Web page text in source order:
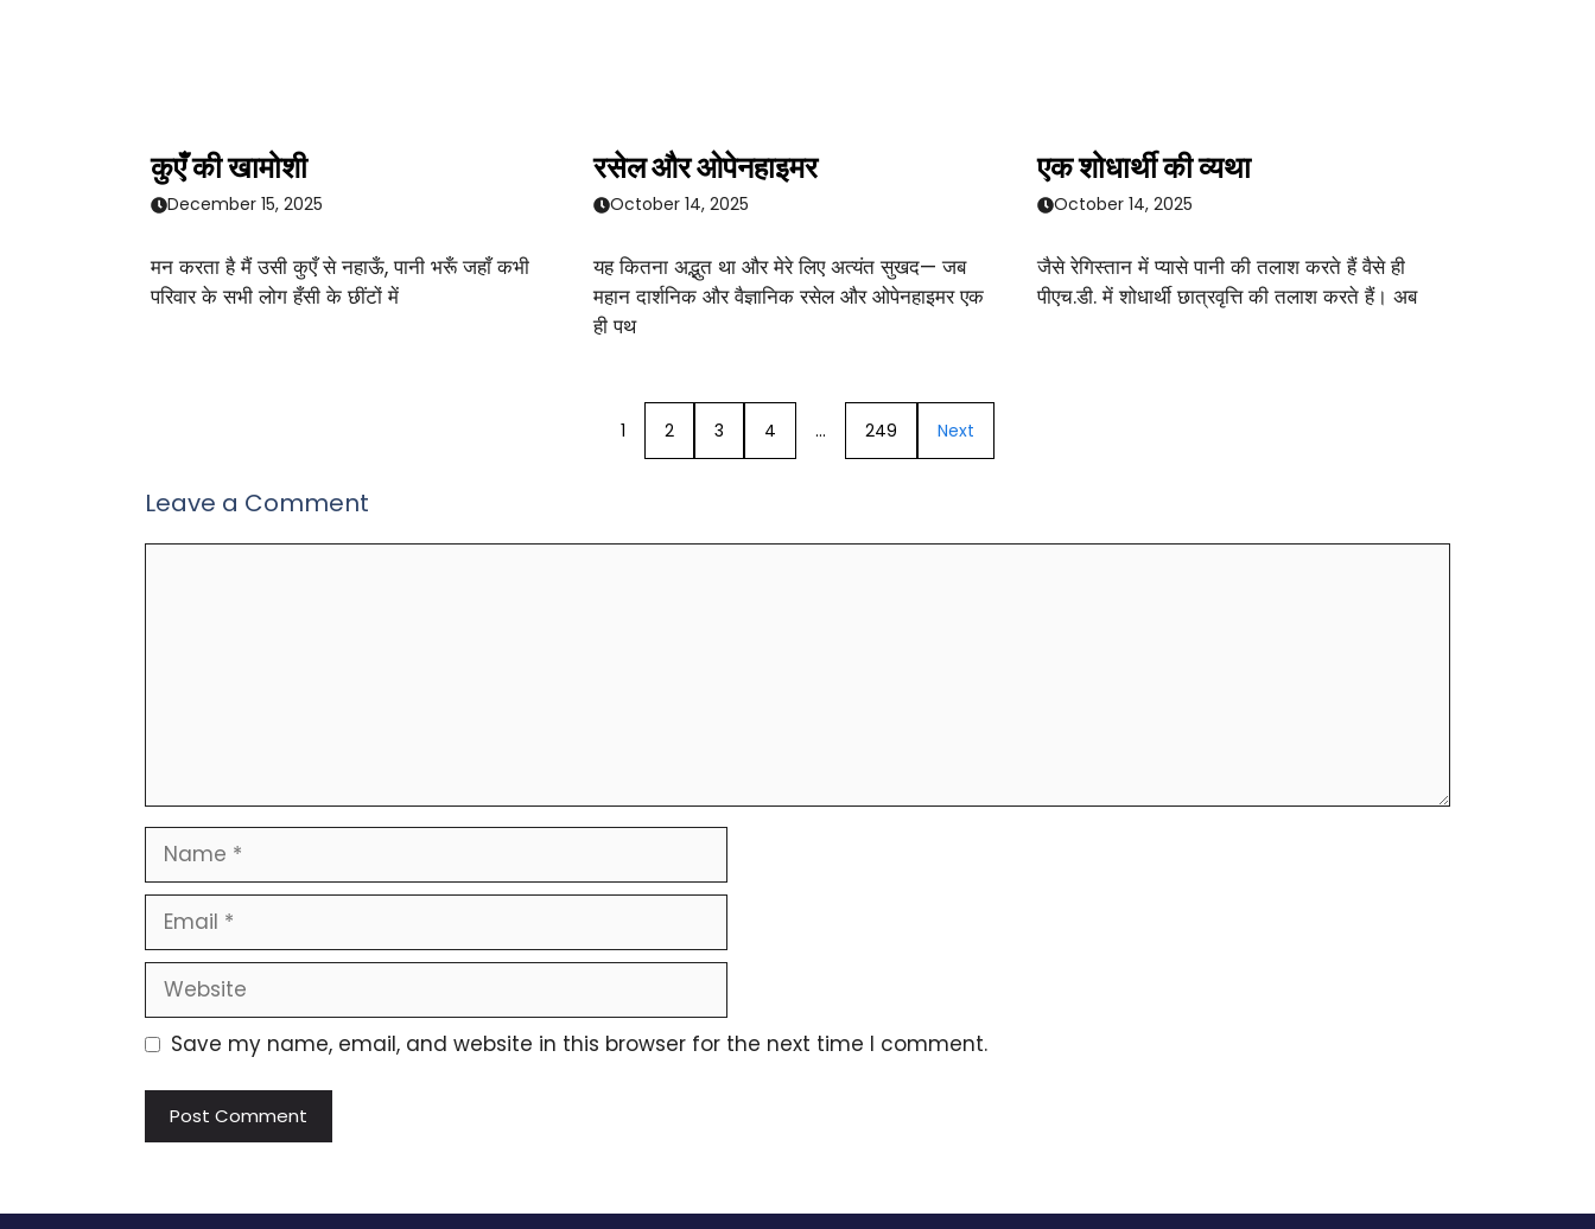
कुएँ की खामोशी
December 15, 2025
मन करता है मैं उसी कुएँ से नहाऊँ, पानी भरूँ जहाँ कभी
परिवार के सभी लोग हँसी के छींटों में
रसेल और ओपेनहाइमर
October 14, 2025
यह कितना अद्भुत था और मेरे लिए अत्यंत सुखद— जब
महान दार्शनिक और वैज्ञानिक रसेल और ओपेनहाइमर एक
ही पथ
एक शोधार्थी की व्यथा
October 14, 2025
जैसे रेगिस्तान में प्यासे पानी की तलाश करते हैं वैसे ही
पीएच.डी. में शोधार्थी छात्रवृत्ति की तलाश करते हैं। अब
1 2 3 4 … 249 Next
Leave a Comment
Name
Email
Website
Save my name, email, and website in this browser for the next time I comment.